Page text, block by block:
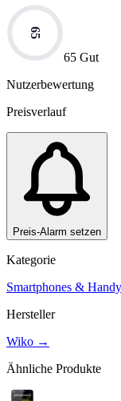
65
65 Gut
Nutzerbewertung
Preisverlauf
Preis-Alarm setzen
Kategorie
Smartphones &
Hersteller
Wiko →
Ähnliche Produkte